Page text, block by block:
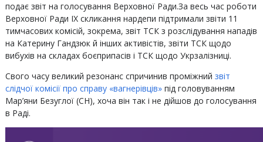
подає звіт на голосування Верховної Ради.За весь час роботи
Верховної Ради IX скликання нардепи підтримали звіти 11
тимчасових комісій, зокрема, звіт ТСК з розслідування нападів
на Катерину Гандзюк й інших активістів, звіти ТСК щодо
вибухів на складах боєприпасів і ТСК щодо Укрзалізниці.
Свого часу великий резонанс спричинив проміжний звіт
слідчої комісії про справу «вагнерівців»під головуванням
Мар’яни Безуглої (СН), хоча він так і не дійшов до голосування
в Раді.